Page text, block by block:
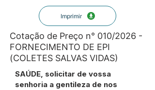
Imprimir
Cotação de Preço n° 010/2026 -
FORNECIMENTO DE EPI
(COLETES SALVAS VIDAS)
SAÚDE, solicitar de vossa
senhoria a gentileza de nos